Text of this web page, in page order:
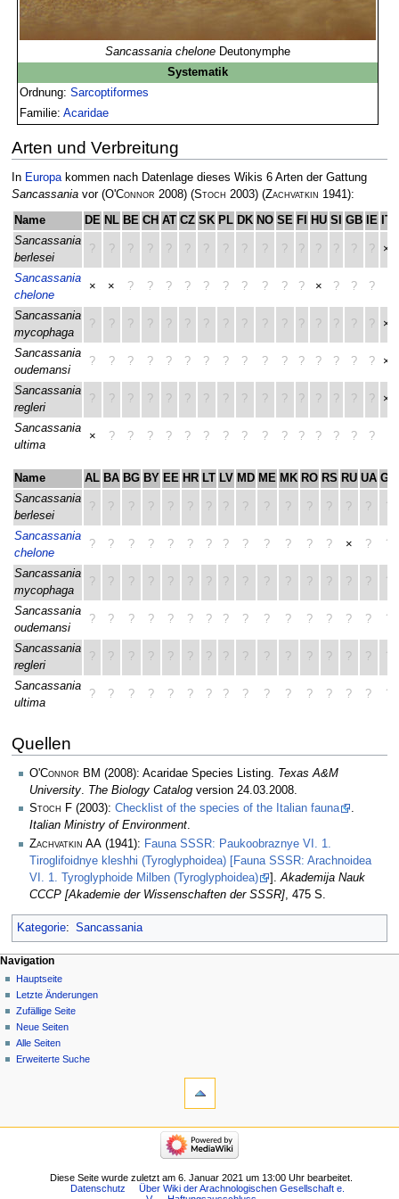
Sancassania chelone Deutonymphe
Systematik
Ordnung:Sarcoptiformes
Familie:Acaridae
Arten und Verbreitung
In Europakommen nach Datenlage dieses Wikis 6 Arten der Gattung
Sancassaniavor (O'Connor 2008) (Stoch 2003) (Zachvatkin 1941):
Name DE NL BE CH AT CZ SK PL DK NO SE FI HU SI GB IE IT
Sancassania
berlesei
? ? ? ? ? ? ? ? ? ? ? ? ? ? ? ? ×
Sancassania
chelone
× × ? ? ? ? ? ? ? ? ? ? × ? ? ?
Sancassania
mycophaga
? ? ? ? ? ? ? ? ? ? ? ? ? ? ? ? ×
Sancassania
oudemansi
? ? ? ? ? ? ? ? ? ? ? ? ? ? ? ? ×
Sancassania
regleri
? ? ? ? ? ? ? ? ? ? ? ? ? ? ? ? ×
Sancassania
ultima
× ? ? ? ? ? ? ? ? ? ? ? ? ? ? ?
Name AL BA BG BY EE HR LT LV MD ME MK RO RS RU UA GR
Sancassania
berlesei
? ? ? ? ? ? ? ? ? ? ? ? ? ? ? ?
Sancassania
chelone
? ? ? ? ? ? ? ? ? ? ? ? ? × ? ?
Sancassania
mycophaga
? ? ? ? ? ? ? ? ? ? ? ? ? ? ? ?
Sancassania
oudemansi
? ? ? ? ? ? ? ? ? ? ? ? ? ? ? ?
Sancassania
regleri
? ? ? ? ? ? ? ? ? ? ? ? ? ? ? ?
Sancassania
ultima
? ? ? ? ? ? ? ? ? ? ? ? ? ? ? ?
Quellen
O'Connor BM (2008): Acaridae Species Listing. Texas A&M
University. The Biology Catalog version 24.03.2008.
Stoch F (2003): Checklist of the species of the Italian fauna
.
Italian Ministry of Environment.
Zachvatkin AA (1941): Fauna SSSR: Paukoobraznye VI. 1.
Tiroglifoidnye kleshhi (Tyroglyphoidea) [Fauna SSSR: Arachnoidea
VI. 1. Tyroglyphoide Milben (Tyroglyphoidea)
]. Akademija Nauk
СССР [Akademie der Wissenschaften der SSSR] , 475 S.
Kategorie: Sancassania
Navigation
Hauptseite
Letzte Änderungen
Zufällige Seite
Neue Seiten
Alle Seiten
Erweiterte Suche
Diese Seite wurde zuletzt am 6. Januar 2021 um 13:00 Uhr bearbeitet.
Datenschutz
Über Wiki der Arachnologischen Gesellschaft e.